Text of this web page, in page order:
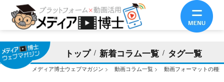
トップ 新着コラム一覧 タグ一覧
メディア博士ウェブマガジン > 動画コラム一覧 > 動画フォーマットの種